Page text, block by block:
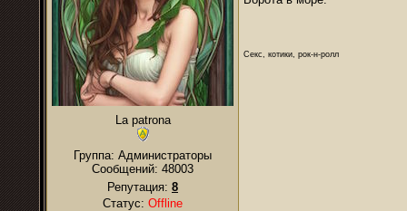
La patrona
Группа: Администраторы
Сообщений: 48003
Репутация: 8
Статус: Offline
Секс, котики, рок-н-ролл